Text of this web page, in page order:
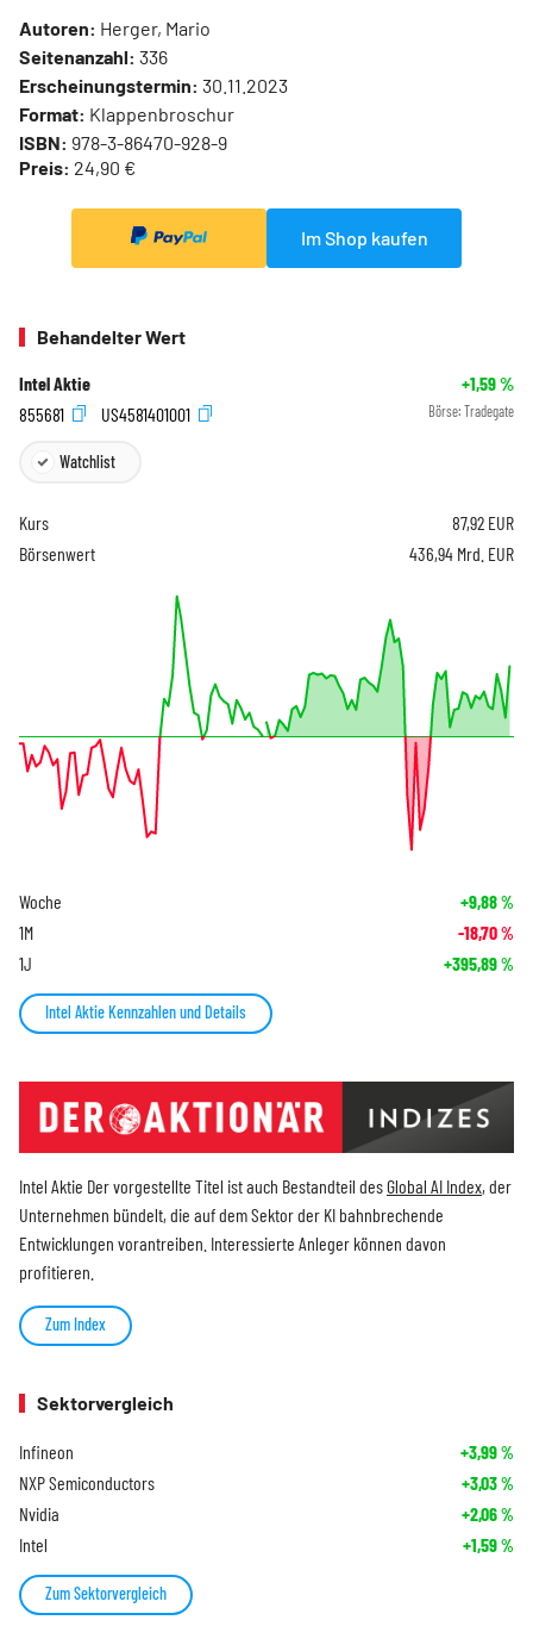
Autoren: Herger, Mario
Seitenanzahl: 336
Erscheinungstermin: 30.11.2023
Format: Klappenbroschur
ISBN: 978-3-86470-928-9
Preis: 24,90 €
Im Shop kaufen
Behandelter Wert
Intel Aktie +1,59%
855681
US4581401001 Börse: Tradegate
Watchlist
Kurs 87,92 EUR
Börsenwert
436,94 Mrd. EUR
Woche +9,88%
1M -18,70%
1J +395,89%
Intel Aktie Kennzahlen und Details
Intel Aktie Der vorgestellte Titel ist auch Bestandteil desGlobal AI Index, der
Unternehmen bündelt, die auf dem Sektor der KI bahnbrechende
Entwicklungen vorantreiben. Interessierte Anleger können davon
profitieren.
Zum Index
Sektorvergleich
Infineon +3,99%
NXP Semiconductors +3,03%
Nvidia +2,06%
Intel +1,59%
Zum Sektorvergleich